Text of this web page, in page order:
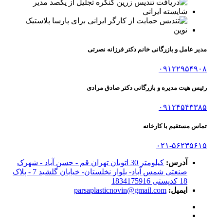
مدیر عامل و بازرگانی خانم دکتر فرزانه نصرتی
۰۹۱۲۲۹۵۴۹۰۸
رئیس هیت مدیره و بازرگانی دکتر صادق مرادی
۰۹۱۲۴۵۴۳۳۸۵
تماس مستقیم با کارخانه
۰۲۱-۵۶۲۳۵۶۱۵
آدرس:
کیلومتر 30 اتوبان تهران قم - حسن آباد - شهرک
صنعتی شمس آباد- بلوار نخلستان- خیابان گلشید 7 - پلاک
18 کدپستی 1834175916
ایمیل: parsaplasticnovin@gmail.com